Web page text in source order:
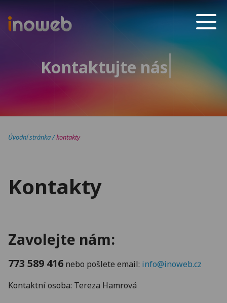
Kontaktujte nás
Úvodní stránka/kontakty
Kontakty
Zavolejte nám:
773 589 416 nebo pošlete email: info@inoweb.cz
Kontaktní osoba: Tereza Hamrová